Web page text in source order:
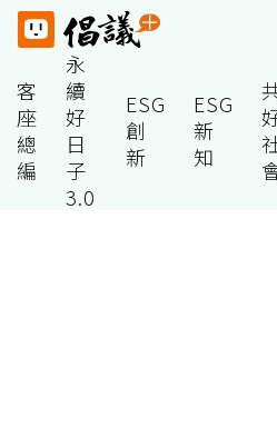
客
座
總
編
永
續
好
日
子
3.0
ESG
創
新
ESG
新
知